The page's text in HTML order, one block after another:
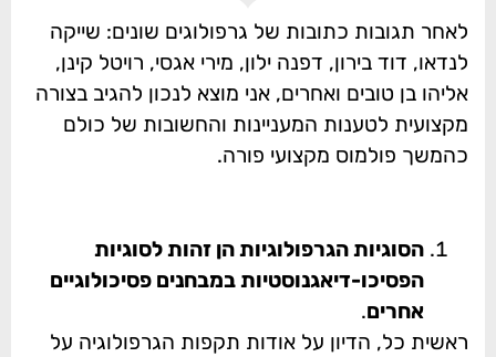
לאחר תגובות כתובות של גרפולוגים שונים: שייקה
לנדאו, דוד בירון, דפנה ילון, מירי אגסי, רויטל קינן,
אליהו בן טובים ואחרים, אני מוצא לנכון להגיב בצורה
מקצועית לטענות המעניינות והחשובות של כולם
כהמשך פולמוס מקצועי פורה.
הסוגיות הגרפולוגיות הן זהות לסוגיות
הפסיכו-דיאגנוסטיות במבחנים פסיכולוגיים
אחרים.
ראשית כל, הדיון על אודות תקפות הגרפולוגיה על